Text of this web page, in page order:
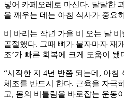
넣어 카페오레로 마신다. 달달한
을 깨우는 데는 아침 식사가 중요
비 바리는 작년 가을 비 오는 날
골절했다. 그때 뼈가 붙자마자 재
조’가 빠른 회복에 크게 도움이 됐
“시작한 지 4년 반쯤 되는데, 아침
체조를 반드시 한다. 근육을 자극
고, 몸의 비틀림을 바로잡는 운동